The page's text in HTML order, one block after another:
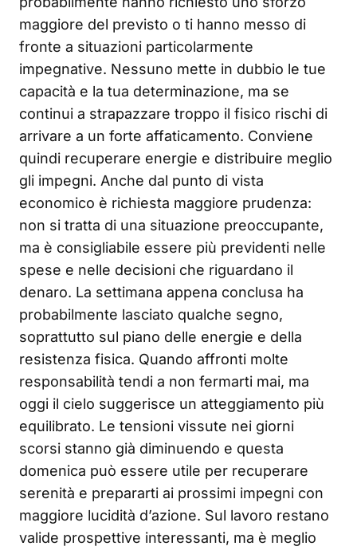
maggiore del previsto o ti hanno messo di
fronte a situazioni particolarmente
impegnative. Nessuno mette in dubbio le tue
capacità e la tua determinazione, ma se
continui a strapazzare troppo il fisico rischi di
arrivare a un forte affaticamento. Conviene
quindi recuperare energie e distribuire meglio
gli impegni. Anche dal punto di vista
economico è richiesta maggiore prudenza:
non si tratta di una situazione preoccupante,
ma è consigliabile essere più previdenti nelle
spese e nelle decisioni che riguardano il
denaro. La settimana appena conclusa ha
probabilmente lasciato qualche segno,
soprattutto sul piano delle energie e della
resistenza fisica. Quando affronti molte
responsabilità tendi a non fermarti mai, ma
oggi il cielo suggerisce un atteggiamento più
equilibrato. Le tensioni vissute nei giorni
scorsi stanno già diminuendo e questa
domenica può essere utile per recuperare
serenità e prepararti ai prossimi impegni con
maggiore lucidità d’azione. Sul lavoro restano
valide prospettive interessanti, ma è meglio